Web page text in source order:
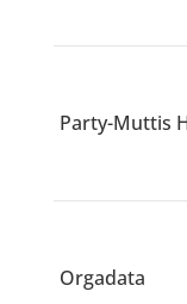
Party-Muttis
Orgadata